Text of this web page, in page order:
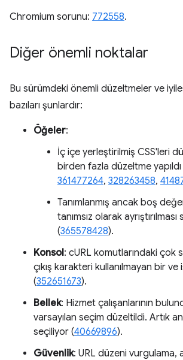
Chromium sorunu: 772558.
Diğer önemli noktalar
Bu sürümdeki önemli düzeltmeler ve
bazıları şunlardır:
Öğeler:
İç içe yerleştirilmiş CSS'leri
birden fazla düzeltme yapıldı
361477264, 328263458,
Tanımlanmış ancak boş
tanımsız olarak
(365578428).
Konsol: cURL komutlarındaki çok
çıkış karakteri kullanılmayan bir
(352651673).
Bellek: Hizmet çalışanlarının
varsayılan seçim düzeltildi. Artık
seçiliyor (40669896).
Güvenlik: URL düzeni vurgulama,